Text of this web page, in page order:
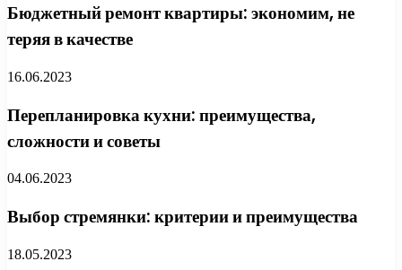
Бюджетный ремонт квартиры: экономим, не
теряя в качестве
16.06.2023
Перепланировка кухни: преимущества,
сложности и советы
04.06.2023
Выбор стремянки: критерии и преимущества
18.05.2023